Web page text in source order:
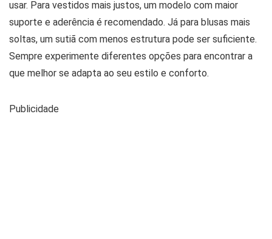
usar. Para vestidos mais justos, um modelo com maior
suporte e aderência é recomendado. Já para blusas mais
soltas, um sutiã com menos estrutura pode ser suficiente.
Sempre experimente diferentes opções para encontrar a
que melhor se adapta ao seu estilo e conforto.
Publicidade